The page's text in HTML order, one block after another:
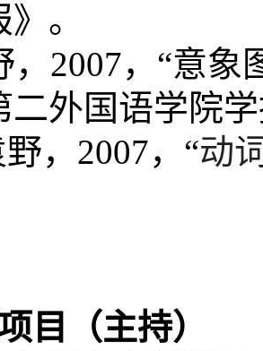
。
2007，“意象
二外国语学院
， 2007，“动
目（主持）